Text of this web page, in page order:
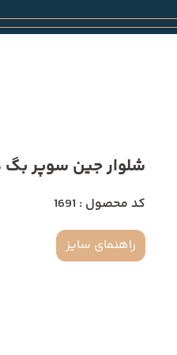
شلوار جین سوپر بگ
کد محصول : 1691
راهنمای سایز